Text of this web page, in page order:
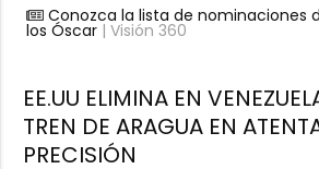
Conozca la lista de nominaciones
los Óscar| Visión 360
EE.UU ELIMINA EN
TREN DE ARAGUA EN
PRECISIÓN